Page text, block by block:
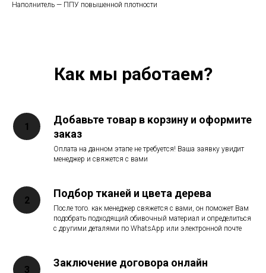
Наполнитель — ППУ повышенной плотности
Как мы работаем?
Добавьте товар в корзину и оформите
заказ
Оплата на данном этапе не требуется! Ваша заявку увидит
менеджер и свяжется с вами
Подбор тканей и цвета дерева
После того. как менеджер свяжется с вами, он поможет Вам
подобрать подходящий обивочный материал и определиться
с другими деталями по WhatsApp или электронной почте
Заключение договора онлайн